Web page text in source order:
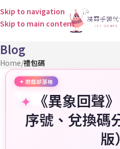
Skip to navigation
Skip to main content
Blog
Home/禮包碼
《異象回聲
序號、兌換碼
版）